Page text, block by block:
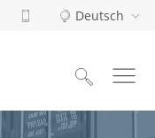
Deutsch